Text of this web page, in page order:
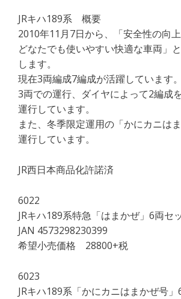
JRキハ189系 概要
2010年11月7日から、「安全性の向
どなたでも使いやすい快適な車両」
します。
現在3両編成7編成が活躍しています
3両での運行、ダイヤによって2編成
運行しています。
また、冬季限定運用の「かにカニは
運行しています。
JR西日本商品化許諾済
6022
JRキハ189系特急「はまかぜ」6両セ
JAN 4573298230399
希望小売価格 28800+税
6023
JRキハ189系「かにカニはまかぜ号」